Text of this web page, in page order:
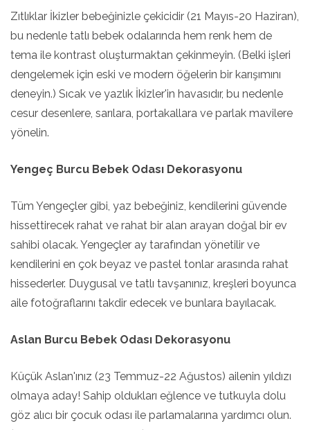
Zıtlıklar İkizler bebeğinizle çekicidir (21 Mayıs-20 Haziran),
bu nedenle tatlı bebek odalarında hem renk hem de
tema ile kontrast oluşturmaktan çekinmeyin. (Belki işleri
dengelemek için eski ve modern öğelerin bir karışımını
deneyin.) Sıcak ve yazlık İkizler'in havasıdır, bu nedenle
cesur desenlere, sarılara, portakallara ve parlak mavilere
yönelin.
Yengeç Burcu Bebek Odası Dekorasyonu
Tüm Yengeçler gibi, yaz bebeğiniz, kendilerini güvende
hissettirecek rahat ve rahat bir alan arayan doğal bir ev
sahibi olacak. Yengeçler ay tarafından yönetilir ve
kendilerini en çok beyaz ve pastel tonlar arasında rahat
hissederler. Duygusal ve tatlı tavşanınız, kreşleri boyunca
aile fotoğraflarını takdir edecek ve bunlara bayılacak.
Aslan Burcu Bebek Odası Dekorasyonu
Küçük Aslan'ınız (23 Temmuz-22 Ağustos) ailenin yıldızı
olmaya aday! Sahip oldukları eğlence ve tutkuyla dolu
göz alıcı bir çocuk odası ile parlamalarına yardımcı olun.